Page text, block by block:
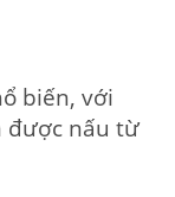
biến, với
được nấu từ